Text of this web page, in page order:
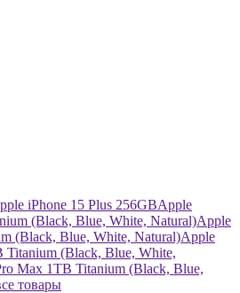
iPhone 15 Plus 256GBApple
(Black, Blue, White, Natural)Apple
(Black, Blue, White, Natural)Apple
Titanium (Black, Blue, White,
Max 1TB Titanium (Black, Blue,
товары